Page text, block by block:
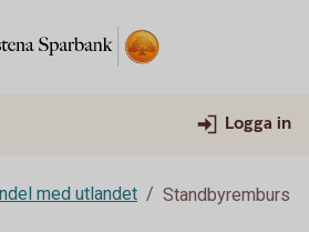
Logga in
med utlandet Standbyremburs